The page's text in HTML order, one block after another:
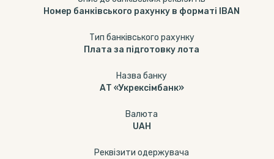
Номер банківського рахунку в форматі IBAN
Тип банкiвського рахунку
Плата за підготовку лота
Назва банку
АТ «Укрексімбанк»
Валюта
UAH
Реквізити одержувача